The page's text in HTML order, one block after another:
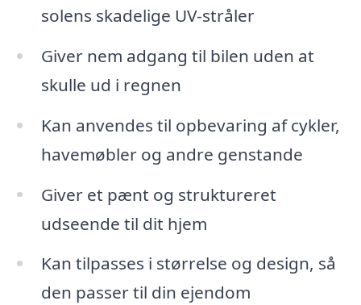
solens skadelige UV-stråler
Giver nem adgang til bilen uden at
skulle ud i regnen
Kan anvendes til opbevaring af cykler,
havemøbler og andre genstande
Giver et pænt og struktureret
udseende til dit hjem
Kan tilpasses i størrelse og design, så
den passer til din ejendom